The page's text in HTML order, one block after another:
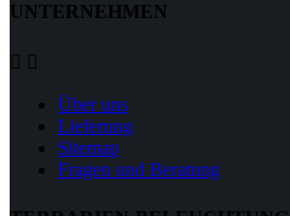
UNTERNEHMEN
 
Über uns
Lieferung
Sitemap
Fragen und Beratung